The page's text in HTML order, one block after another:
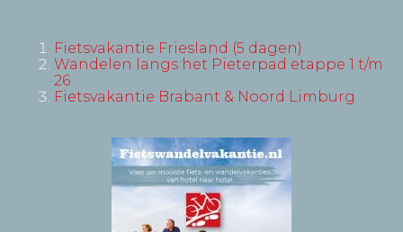
Fietsvakantie Friesland (5 dagen)
Wandelen langs het Pieterpad etappe 1 t/m
26
Fietsvakantie Brabant & Noord Limburg